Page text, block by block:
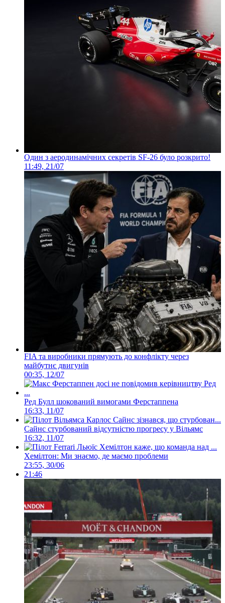
Один з аеродинамічних секретів SF-26 було розкрито!
11:49, 21/07
FIA та виробники прямують до конфлікту через
майбутнє двигунів
00:35, 12/07
Ред Булл шокований вимогами Ферстаппена
16:33, 11/07
Сайнс стурбований відсутністю прогресу у Вільямс
16:32, 11/07
Хемілтон: Ми знаємо, де маємо проблеми
23:55, 30/06
21:46